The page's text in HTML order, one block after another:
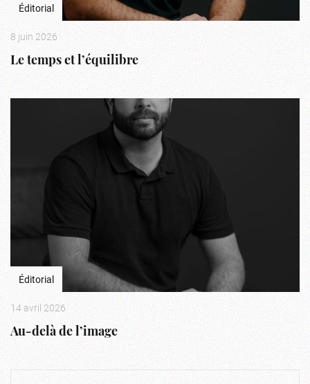
Éditorial
8 juin 2026
Le temps et l’équilibre
Éditorial
14 avril 2026
Au-delà de l’image